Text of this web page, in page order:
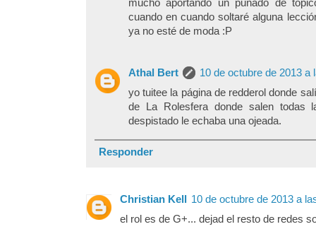
mucho aportando un puñado de
cuando en cuando soltaré alguna
ya no esté de moda :P
Athal Bert
10 de octubre de 2013 a
yo tuitee la página de redderol donde
de La Rolesfera donde salen todas
despistado le echaba una ojeada.
Responder
Christian Kell
10 de octubre de 2013 a
el rol es de G+... dejad el resto de redes